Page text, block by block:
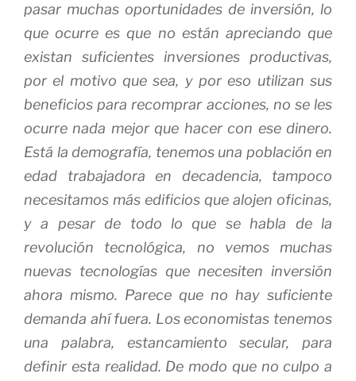
pasar muchas oportunidades de inversión, lo
que ocurre es que no están apreciando que
existan suficientes inversiones productivas,
por el motivo que sea, y por eso utilizan sus
beneficios para recomprar acciones, no se les
ocurre nada mejor que hacer con ese dinero.
Está la demografía, tenemos una población en
edad trabajadora en decadencia, tampoco
necesitamos más edificios que alojen oficinas,
y a pesar de todo lo que se habla de la
revolución tecnológica, no vemos muchas
nuevas tecnologías que necesiten inversión
ahora mismo. Parece que no hay suficiente
demanda ahí fuera. Los economistas tenemos
una palabra, estancamiento secular, para
definir esta realidad. De modo que no culpo a